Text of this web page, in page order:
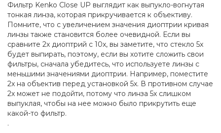
Фильтр Kenko Close UP выглядит как выпукло-вогнутая
тонкая линза, которая прикручивается к объективу.
Помните, что с увеличением значения диоптрии кривая
линзы также становится более очевидной. Если вы
сравните 2x диоптрий с 10x, вы заметите, что стекло 5x
будет выпирать, поэтому, если вы хотите сложить свои
фильтры, сначала убедитесь, что используете линзы с
меньшими значениями диоптрии. Например, поместите
2x на объектив перед установкой 5x. В противном случае
2х может не подойти, потому что линза 5х слишком
выпуклая, чтобы на нее можно было прикрутить еще
какой-то фильтр.
.